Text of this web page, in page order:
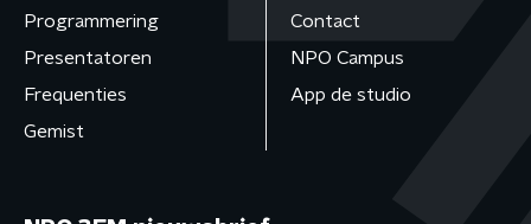
Programmering
Presentatoren
Frequenties
Gemist
Contact
NPO Campus
App de studio